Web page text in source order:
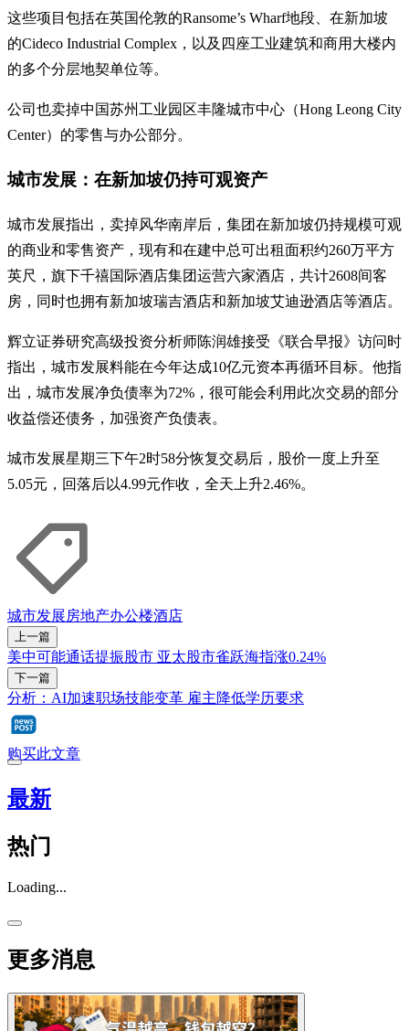
这些项目包括在英国伦敦的Ransome’s Wharf地段、在新加坡
的Cideco Industrial Complex，以及四座工业建筑和商用大楼内
的多个分层地契单位等。
公司也卖掉中国苏州工业园区丰隆城市中心（Hong Leong City
Center）的零售与办公部分。
城市发展：在新加坡仍持可观资产
城市发展指出，卖掉风华南岸后，集团在新加坡仍持规模可观
的商业和零售资产，现有和在建中总可出租面积约260万平方
英尺，旗下千禧国际酒店集团运营六家酒店，共计2608间客
房，同时也拥有新加坡瑞吉酒店和新加坡艾迪逊酒店等酒店。
辉立证券研究高级投资分析师陈润雄接受《联合早报》访问时
指出，城市发展料能在今年达成10亿元资本再循环目标。他指
出，城市发展净负债率为72%，很可能会利用此次交易的部分
收益偿还债务，加强资产负债表。
城市发展星期三下午2时58分恢复交易后，股价一度上升至
5.05元，回落后以4.99元作收，全天上升2.46%。
城市发展房地产办公楼酒店
上一篇
美中可能通话提振股市 亚太股市雀跃海指涨0.24%
下一篇
分析：AI加速职场技能变革 雇主降低学历要求
购买此文章
最新
热门
Loading...
更多消息